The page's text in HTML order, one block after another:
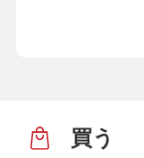
買う